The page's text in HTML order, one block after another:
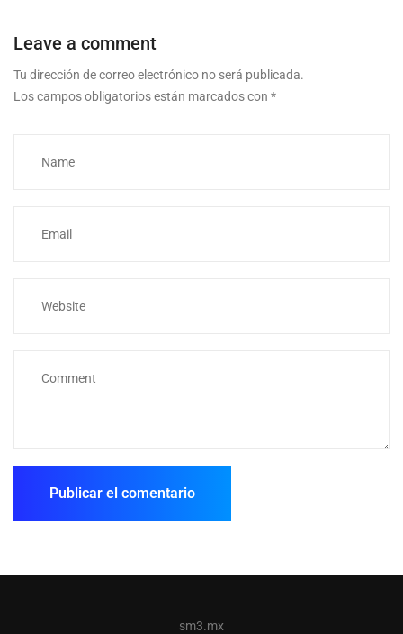
Leave a comment
Tu dirección de correo electrónico no será publicada.
Los campos obligatorios están marcados con *
sm3.mx